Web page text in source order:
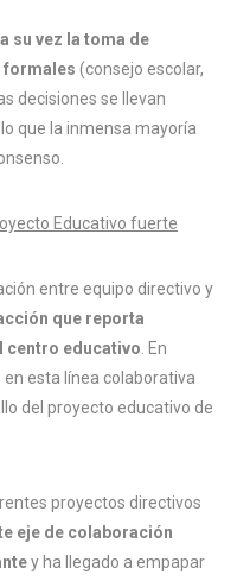
su vez la toma de
formales (consejo escolar,
decisiones se llevan
que la inmensa mayoría
Educativo fuerte
entre equipo directivo y
que reporta
centro educativo. En
esta línea colaborativa
del proyecto educativo de
proyectos directivos
eje de colaboración
y ha llegado a empapar